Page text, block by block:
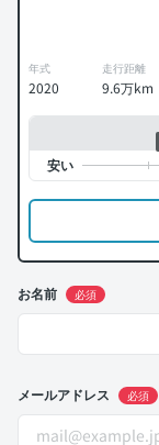
年式
2020
走行距離
9.6万km
お名前 必須
メールアドレス 必須